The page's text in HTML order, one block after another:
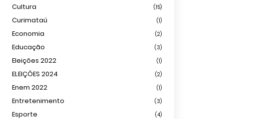
Cultura (15)
Curimataú (1)
Economia (2)
Educação (3)
Eleições 2022 (1)
ELEIÇÕES 2024 (2)
Enem 2022 (1)
Entretenimento (3)
Esporte (4)